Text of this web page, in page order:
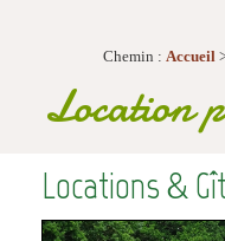
Chemin : Accueil
Location
Locations &